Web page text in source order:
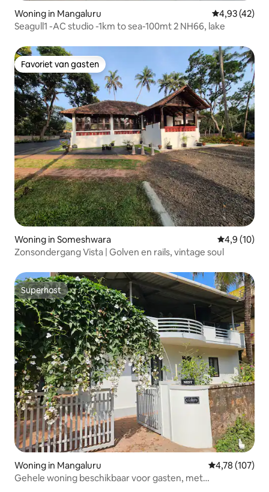
Woning in Mangaluru Gemiddelde
4,93 (42)
Seagull1 -AC studio -1km to sea-100mt 2 NH66, lake
Favoriet van gasten
Favoriet van gasten
Woning in Someshwara
4,9 (10)
Zonsondergang Vista | Golven en rails, vintage soul
Superhost
Superhost
Woning in Mangaluru Gemiddelde
4,78 (107)
Gehele woning beschikbaar voor gasten, met